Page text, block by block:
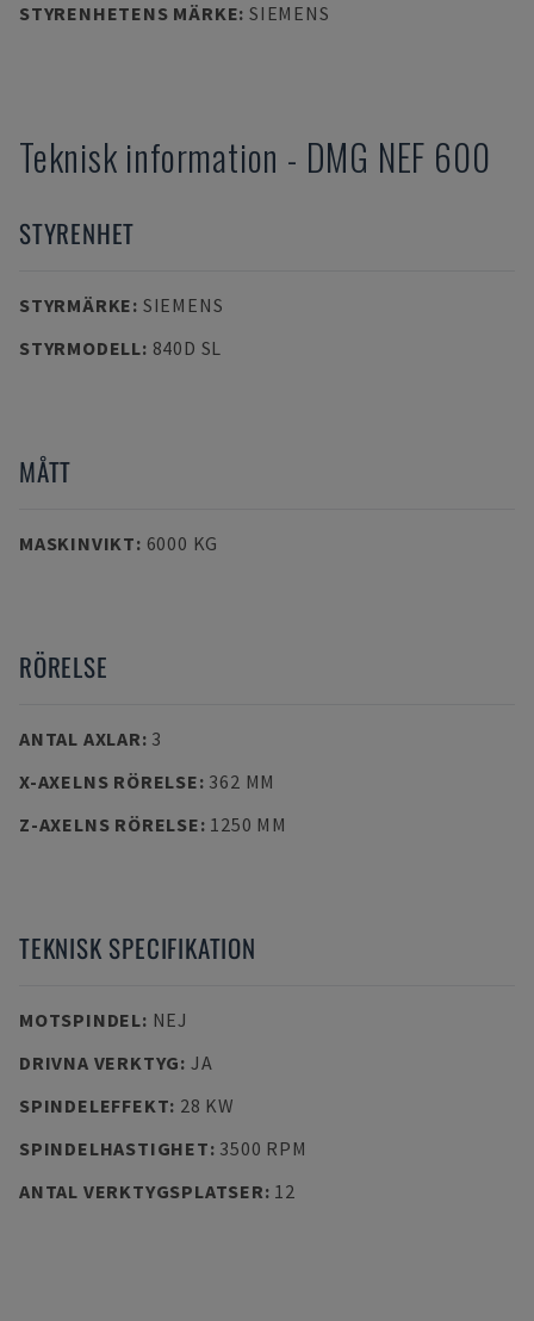
STYRENHETENS MÄRKE: SIEMENS
Teknisk information - DMG NEF 600
STYRENHET
STYRMÄRKE: SIEMENS
STYRMODELL: 840D SL
MÅTT
MASKINVIKT: 6000 KG
RÖRELSE
ANTAL AXLAR: 3
X-AXELNS RÖRELSE: 362 MM
Z-AXELNS RÖRELSE: 1250 MM
TEKNISK SPECIFIKATION
MOTSPINDEL: NEJ
DRIVNA VERKTYG: JA
SPINDELEFFEKT: 28 KW
SPINDELHASTIGHET: 3500 RPM
ANTAL VERKTYGSPLATSER: 12